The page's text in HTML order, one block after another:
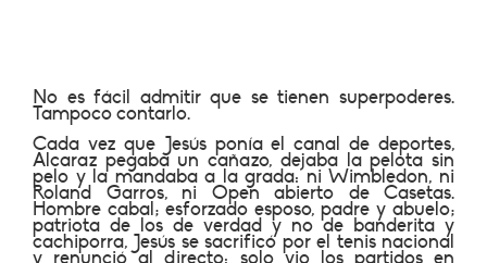
No es fácil admitir que se tienen superpoderes.
Tampoco contarlo.
Cada vez que Jesús ponía el canal de deportes,
Alcaraz pegaba un cañazo, dejaba la pelota sin
pelo y la mandaba a la grada: ni Wimbledon, ni
Roland Garros, ni Open abierto de Casetas.
Hombre cabal; esforzado esposo, padre y abuelo;
patriota de los de verdad y no de banderita y
cachiporra, Jesús se sacrificó por el tenis nacional
y renunció al directo: solo vio los partidos en